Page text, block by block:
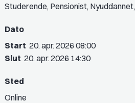
Studerende, Pensionist, Nyuddannet,
Dato
Start 20. apr. 2026 08:00
Slut 20. apr. 2026 14:30
Sted
Online